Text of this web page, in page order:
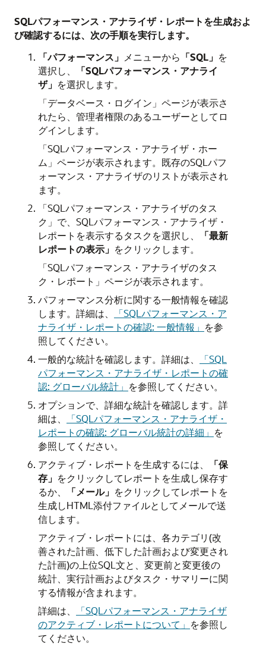
SQLパフォーマンス・アナライザ・レポートを生成およ
び確認するには、次の手順を実行します。
「パフォーマンス」 メニューから 「SQL」 を
選択し、
「SQLパフォーマンス・アナライ
ザ」 を選択します。
「データベース・ログイン」ページが表示さ
れたら、管理者権限のあるユーザーとしてロ
グインします。
「SQLパフォーマンス・アナライザ・ホー
ム」ページが表示されます。既存のSQLパフ
ォーマンス・アナライザのリストが表示され
ます。
「SQLパフォーマンス・アナライザのタス
ク」で、SQLパフォーマンス・アナライザ・
レポートを表示するタスクを選択し、
「最新
レポートの表示」 をクリックします。
「SQLパフォーマンス・アナライザのタス
ク・レポート」ページが表示されます。
パフォーマンス分析に関する一般情報を確認
します。詳細は、
「SQLパフォーマンス・ア
ナライザ・レポートの確認: 一般情報」 を参
照してください。
一般的な統計を確認します。詳細は、
「SQL
パフォーマンス・アナライザ・レポートの確
認: グローバル統計」 を参照してください。
オプションで、詳細な統計を確認します。詳
細は、
「SQLパフォーマンス・アナライザ・
レポートの確認: グローバル統計の詳細」 を
参照してください。
アクティブ・レポートを生成するには、
「保
存」 をクリックしてレポートを生成し保存す
るか、
「メール」 をクリックしてレポートを
生成しHTML添付ファイルとしてメールで送
信します。
アクティブ・レポートには、各カテゴリ(改
善された計画、低下した計画および変更され
た計画)の上位SQL文と、変更前と変更後の
統計、実行計画およびタスク・サマリーに関
する情報が含まれます。
詳細は、
「SQLパフォーマンス・アナライザ
のアクティブ・レポートについて」 を参照し
てください。